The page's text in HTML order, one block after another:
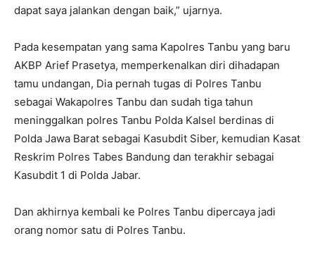
dapat saya jalankan dengan baik,” ujarnya.
Pada kesempatan yang sama Kapolres Tanbu yang baru
AKBP Arief Prasetya, memperkenalkan diri dihadapan
tamu undangan, Dia pernah tugas di Polres Tanbu
sebagai Wakapolres Tanbu dan sudah tiga tahun
meninggalkan polres Tanbu Polda Kalsel berdinas di
Polda Jawa Barat sebagai Kasubdit Siber, kemudian Kasat
Reskrim Polres Tabes Bandung dan terakhir sebagai
Kasubdit 1 di Polda Jabar.
Dan akhirnya kembali ke Polres Tanbu dipercaya jadi
orang nomor satu di Polres Tanbu.